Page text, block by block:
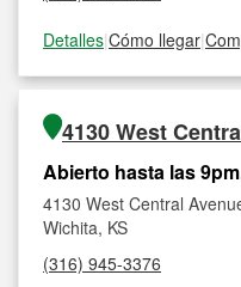
Detalles|Cómo llegar|
4130 West
Abierto hasta las
4130 West Central
Wichita, KS
(316) 945-3376